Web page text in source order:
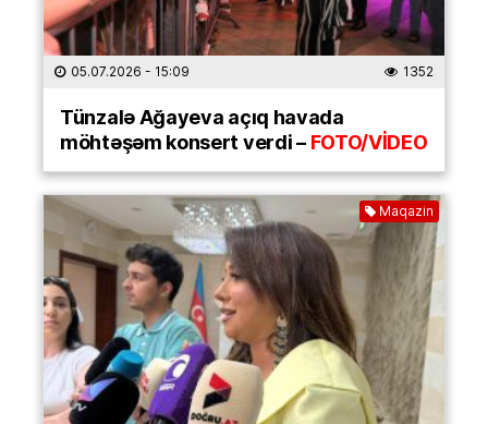
05.07.2026 - 15:09 1352
Tünzalə Ağayeva açıq havada
möhtəşəm konsert verdi –FOTO/VİDEO
Maqazin